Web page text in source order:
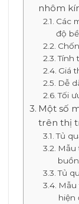
nhôm
Các
độ
Tính
Giá
Dễ
Tối
Một số
trên thị
Tủ
Mẫu
Tủ
hiện